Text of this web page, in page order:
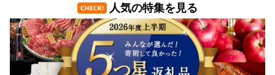
08月09日(日) 12時58分
茨城県下妻市
＜在庫追加＞ふるなび限定！R7年産 にじのきら
めき 精米10kg 10月
人気の特集を見る